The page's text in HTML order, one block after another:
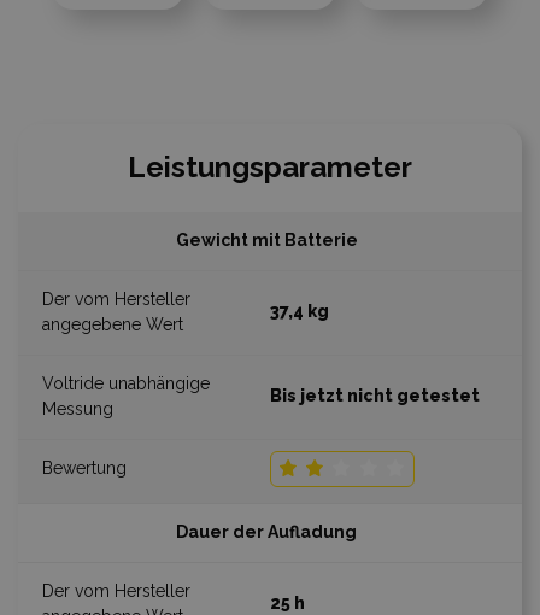
Leistungsparameter
Gewicht mit Batterie
37,4 kg
Bis jetzt nicht getestet
Dauer der Aufladung
25 h